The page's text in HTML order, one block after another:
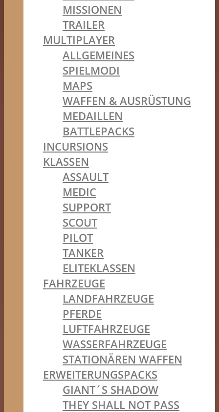
MISSIONEN
TRAILER
MULTIPLAYER
ALLGEMEINES
SPIELMODI
MAPS
WAFFEN & AUSRÜSTUNG
MEDAILLEN
BATTLEPACKS
INCURSIONS
KLASSEN
ASSAULT
MEDIC
SUPPORT
SCOUT
PILOT
TANKER
ELITEKLASSEN
FAHRZEUGE
LANDFAHRZEUGE
PFERDE
LUFTFAHRZEUGE
WASSERFAHRZEUGE
STATIONÄREN WAFFEN
ERWEITERUNGSPACKS
GIANT´S SHADOW
THEY SHALL NOT PASS